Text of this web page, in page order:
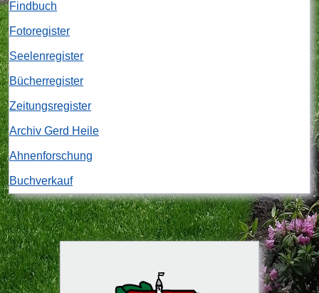
Findbuch
Fotoregister
Seelenregister
Bücherregister
Zeitungsregister
Archiv Gerd Heile
Ahnenforschung
Buchverkauf